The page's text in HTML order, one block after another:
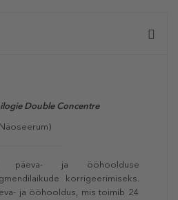
Double Concentre
ja ööhoolduse
korrigeerimiseks.
ja ööhooldus, mis toimib 24